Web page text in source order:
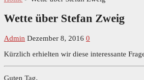
Wette über Stefan Zweig
Admin Dezember 8, 2016 0
Kürzlich erhielten wir diese interessante
Guten Tag,